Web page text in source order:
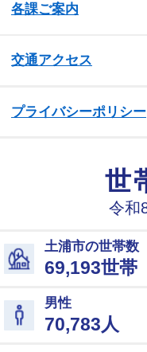
各課ご案内
交通アクセス
プライバシーポリシー